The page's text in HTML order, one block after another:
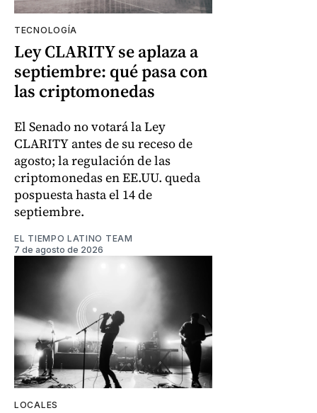
TECNOLOGÍA
Ley CLARITY se aplaza a
septiembre: qué pasa con
las criptomonedas
El Senado no votará la Ley
CLARITY antes de su receso de
agosto; la regulación de las
criptomonedas en EE.UU. queda
pospuesta hasta el 14 de
septiembre.
EL TIEMPO LATINO TEAM
7 de agosto de 2026
LOCALES